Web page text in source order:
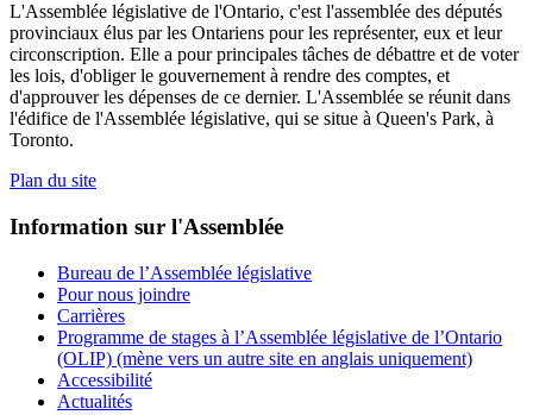
L'Assemblée législative de l'Ontario, c'est l'assemblée des députés
provinciaux élus par les Ontariens pour les représenter, eux et leur
circonscription. Elle a pour principales tâches de débattre et de voter
les lois, d'obliger le gouvernement à rendre des comptes, et
d'approuver les dépenses de ce dernier. L'Assemblée se réunit dans
l'édifice de l'Assemblée législative, qui se situe à Queen's Park, à
Toronto.
Plan du site
Information sur l'Assemblée
Bureau de l’Assemblée législative
Pour nous joindre
Carrières
Programme de stages à l’Assemblée législative de l’Ontario
(OLIP) (mène vers un autre site en anglais uniquement)
Accessibilité
Actualités